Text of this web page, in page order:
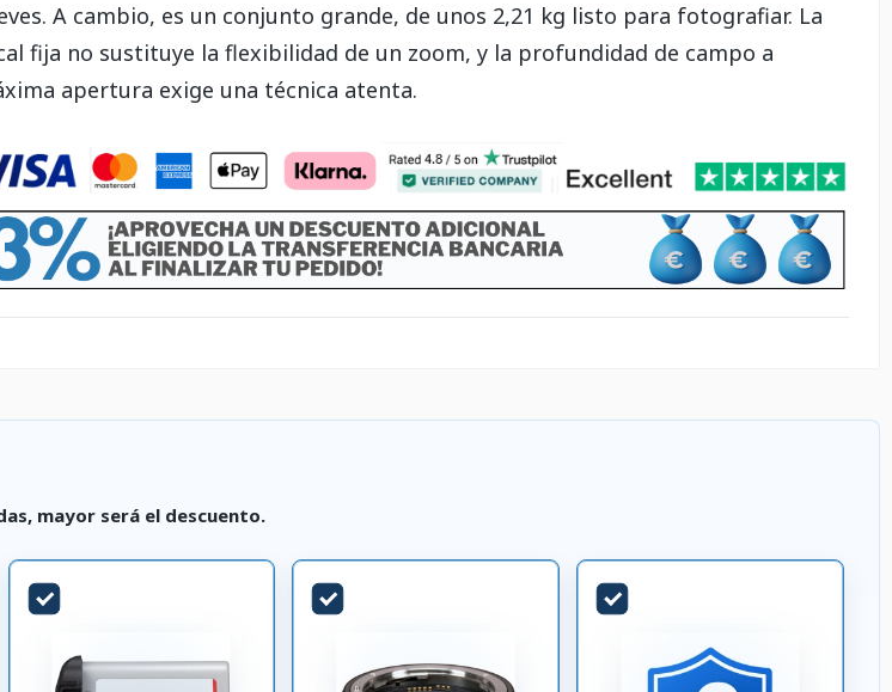
A cambio, es un conjunto grande, de unos 2,21 kg listo para fotografiar. La
fija no sustituye la flexibilidad de un zoom, y la profundidad de campo a
apertura exige una técnica atenta.
mayor será el descuento.